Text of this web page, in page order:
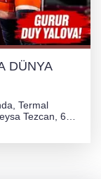
DÜNYA
Termal
Tezcan, 69